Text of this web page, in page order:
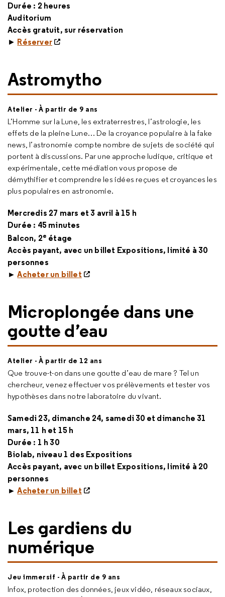
Durée : 2 heures
Auditorium
Accès gratuit, sur réservation
► Réserver
Astromytho
Atelier - À partir de 9 ans
L’Homme sur la Lune, les extraterrestres, l’astrologie, les
effets de la pleine Lune… De la croyance populaire à lafake
news, l’astronomie compte nombre de sujets de société qui
portent à discussions. Par une approche ludique, critique et
expérimentale, cette médiation vous propose de
démythifier et comprendre les idées reçues et croyances les
plus populaires en astronomie.
Mercredis 27 mars et 3 avril à 15 h
Durée : 45 minutes
Balcon, 2e étage
Accès payant, avec un billet Expositions, limité à 30
personnes
►Acheter un billet
Microplongée dans une
goutte d’eau
Atelier - À partir de 12 ans
Que trouve-t-on dans une goutte d’eau de mare ? Tel un
chercheur, venez effectuer vos prélèvements et tester vos
hypothèses dans notre laboratoire du vivant.
Samedi 23, dimanche 24, samedi 30 et dimanche 31
mars, 11 h et 15 h
Durée : 1 h 30
Biolab, niveau 1 des Expositions
Accès payant, avec un billet Expositions, limité à 20
personnes
►Acheter un billet
Les gardiens du
numérique
Jeu immersif - À partir de 9 ans
Infox, protection des données, jeux vidéo, réseaux sociaux,